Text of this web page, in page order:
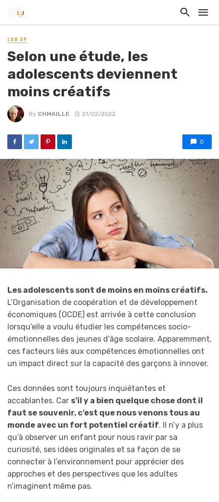
LES 3P
Selon une étude, les
adolescents deviennent
moins créatifs
By CHMAILLE 21/02/2022
0
Les adolescents sont de moins en moins créatifs.
L’Organisation de coopération et de développement
économiques (OCDE) est arrivée à cette conclusion
lorsqu’elle a voulu étudier les compétences socio-
émotionnelles des jeunes d’âge scolaire. Apparemment,
ces facteurs liés aux compétences émotionnelles ont
un impact direct sur la capacité des garçons à innover.
Ces données sont toujours inquiétantes et
accablantes. Car s’il y a bien quelque chose dont il
faut se souvenir, c’est que nous venons tous au
monde avec un fort potentiel créatif. Il n’y a plus
qu’à observer un enfant pour nous ravir par sa
curiosité, ses idées originales et sa façon de se
connecter à l’environnement pour apprécier des
approches et des perspectives que les adultes
n’imaginent même pas.